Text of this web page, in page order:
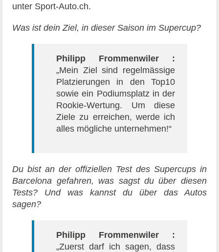
unter Sport-Auto.ch.
Was ist dein Ziel, in dieser Saison im Supercup?
Philipp Frommenwiler :
„Mein Ziel sind regelmässige
Platzierungen in den Top10
sowie ein Podiumsplatz in der
Rookie-Wertung. Um diese
Ziele zu erreichen, werde ich
alles mögliche unternehmen!“
Du bist an der offiziellen Test des Supercups in
Barcelona gefahren, was sagst du über diesen
Tests? Und was kannst du über das Autos
sagen?
Philipp Frommenwiler :
„Zuerst darf ich sagen, dass